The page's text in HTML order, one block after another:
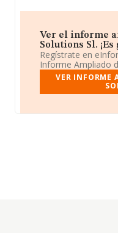
Ver el informe
Solutions Sl. ¡Es
Regístrate en
Informe Ampliado
VER INFORME